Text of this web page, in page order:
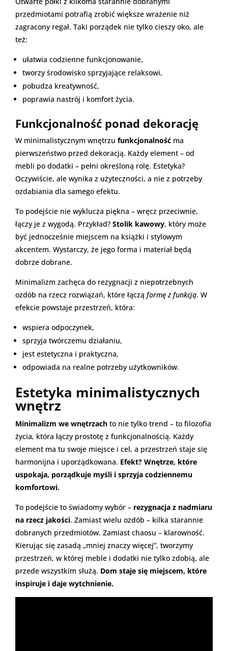
przedmiotami potrafią zrobić większe wrażenie niż
zagracony regał. Taki porządek nie tylko cieszy oko, ale
też:
ułatwia codzienne funkcjonowanie,
tworzy środowisko sprzyjające relaksowi,
pobudza kreatywność,
poprawia nastrój i komfort życia.
Funkcjonalność ponad dekorację
W minimalistycznym wnętrzu funkcjonalność ma
pierwszeństwo przed dekoracją. Każdy element – od
mebli po dodatki – pełni określoną rolę. Estetyka?
Oczywiście, ale wynika z użyteczności, a nie z potrzeby
ozdabiania dla samego efektu.
To podejście nie wyklucza piękna – wręcz przeciwnie,
łączy je z wygodą. Przykład? Stolik kawowy, który może
być jednocześnie miejscem na książki i stylowym
akcentem. Wystarczy, że jego forma i materiał będą
dobrze dobrane.
Minimalizm zachęca do rezygnacji z niepotrzebnych
ozdób na rzecz rozwiązań, które łączą formę z funkcją. W
efekcie powstaje przestrzeń, która:
wspiera odpoczynek,
sprzyja twórczemu działaniu,
jest estetyczna i praktyczna,
odpowiada na realne potrzeby użytkowników.
Estetyka minimalistycznych
wnętrz
Minimalizm we wnętrzach to nie tylko trend – to filozofia
życia, która łączy prostotę z funkcjonalnością. Każdy
element ma tu swoje miejsce i cel, a przestrzeń staje się
harmonijna i uporządkowana. Efekt? Wnętrze, które
uspokaja, porządkuje myśli i sprzyja codziennemu
komfortowi.
To podejście to świadomy wybór – rezygnacja z nadmiaru
na rzecz jakości. Zamiast wielu ozdób – kilka starannie
dobranych przedmiotów. Zamiast chaosu – klarowność.
Kierując się zasadą „mniej znaczy więcej”, tworzymy
przestrzeń, w której meble i dodatki nie tylko zdobią, ale
przede wszystkim służą. Dom staje się miejscem, które
inspiruje i daje wytchnienie.